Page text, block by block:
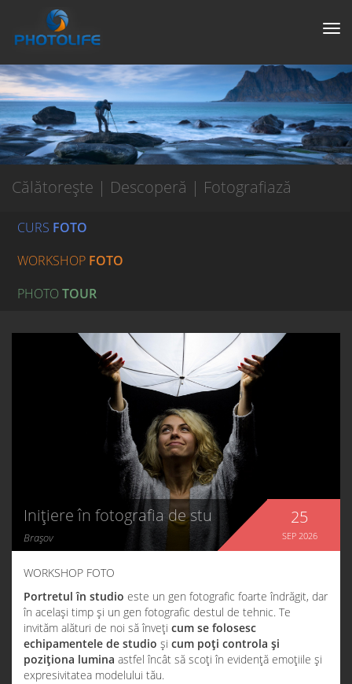
Călătorește | Descoperă | Fotografiază
CURS FOTO
WORKSHOP FOTO
PHOTO TOUR
Inițiere în fotografia de studio
Brașov
25
SEP2026
WORKSHOP FOTO
Portretul în studio este un gen fotografic foarte îndrăgit, dar
în același timp și un gen fotografic destul de tehnic. Te
invităm alături de noi să învețicum se folosesc
echipamentele de studio șicum poți controla și
poziționa lumina astfel încât să scoți în evidență emoțiile și
expresivitatea modelului tău.